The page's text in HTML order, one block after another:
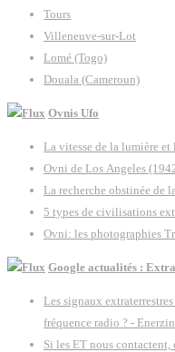
Tours
Villeneuve-sur-Lot
Lomé (Togo)
Douala (Cameroun)
Ovnis Ufo
La vitesse de la lumière
Ovni de Los Angeles
La recherche obstinée de
5 types de civilisations
Ovni: les photographies
Google actualités :
Les signaux
fréquence radio ? -
Si les ET nous